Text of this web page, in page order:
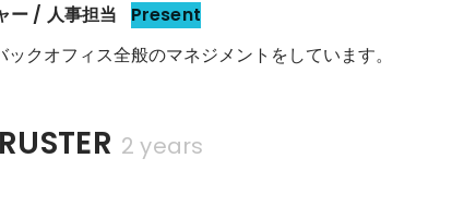
ー / 人事担当 Present
ックオフィス全般のマネジメントをしています。
2 years